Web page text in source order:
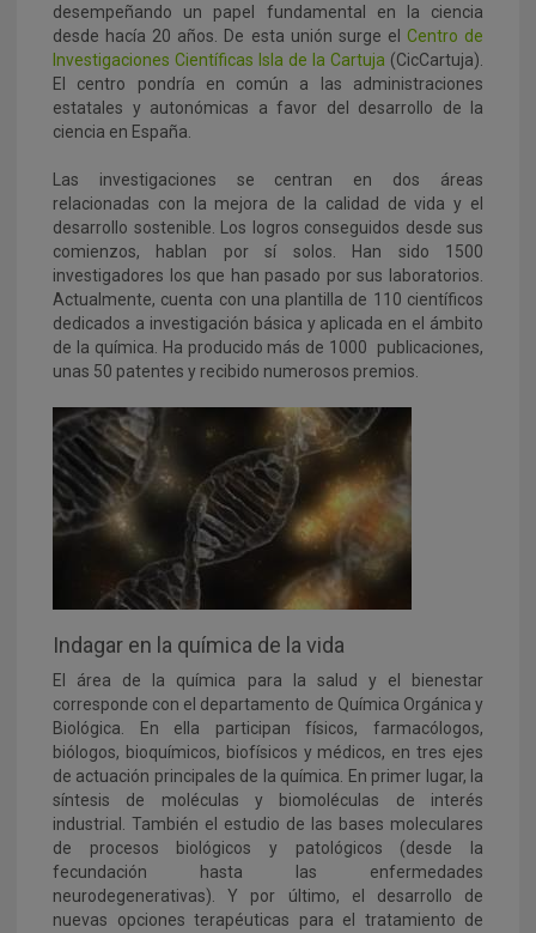
desempeñando un papel fundamental en la ciencia
desde hacía 20 años. De esta unión surge el Centro de
Investigaciones Científicas Isla de la Cartuja (CicCartuja).
El centro pondría en común a las administraciones
estatales y autonómicas a favor del desarrollo de la
ciencia en España.
Las investigaciones se centran en dos áreas
relacionadas con la mejora de la calidad de vida y el
desarrollo sostenible. Los logros conseguidos desde sus
comienzos, hablan por sí solos. Han sido 1500
investigadores los que han pasado por sus laboratorios.
Actualmente, cuenta con una plantilla de 110 científicos
dedicados a investigación básica y aplicada en el ámbito
de la química. Ha producido más de 1000 publicaciones,
unas 50 patentes y recibido numerosos premios.
Indagar en la química de la vida
El área de la química para la salud y el bienestar
corresponde con el departamento de Química Orgánica y
Biológica. En ella participan físicos, farmacólogos,
biólogos, bioquímicos, biofísicos y médicos, en tres ejes
de actuación principales de la química. En primer lugar, la
síntesis de moléculas y biomoléculas de interés
industrial. También el estudio de las bases moleculares
de procesos biológicos y patológicos (desde la
fecundación hasta las enfermedades
neurodegenerativas). Y por último, el desarrollo de
nuevas opciones terapéuticas para el tratamiento de